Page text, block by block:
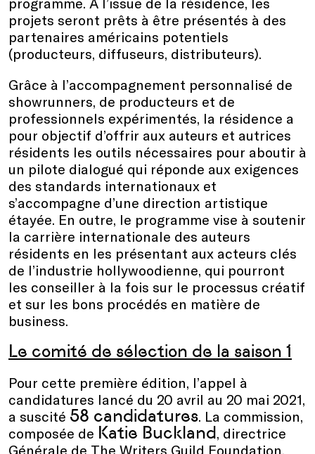
projets seront prêts à être présentés à des
partenaires américains potentiels
(producteurs, diffuseurs, distributeurs).
Grâce à l’accompagnement personnalisé de
showrunners, de producteurs et de
professionnels expérimentés, la résidence a
pour objectif d’offrir aux auteurs et autrices
résidents les outils nécessaires pour aboutir à
un pilote dialogué qui réponde aux exigences
des standards internationaux et
s’accompagne d’une direction artistique
étayée. En outre, le programme vise à soutenir
la carrière internationale des auteurs
résidents en les présentant aux acteurs clés
de l’industrie hollywoodienne, qui pourront
les conseiller à la fois sur le processus créatif
et sur les bons procédés en matière de
business.
Le comité de sélection de la saison 1
Pour cette première édition, l’appel à
candidatures lancé du 20 avril au 20 mai 2021,
a suscité 58 candidatures. La commission,
composée de Katie Buckland, directrice
Générale de The Writers Guild Foundation,